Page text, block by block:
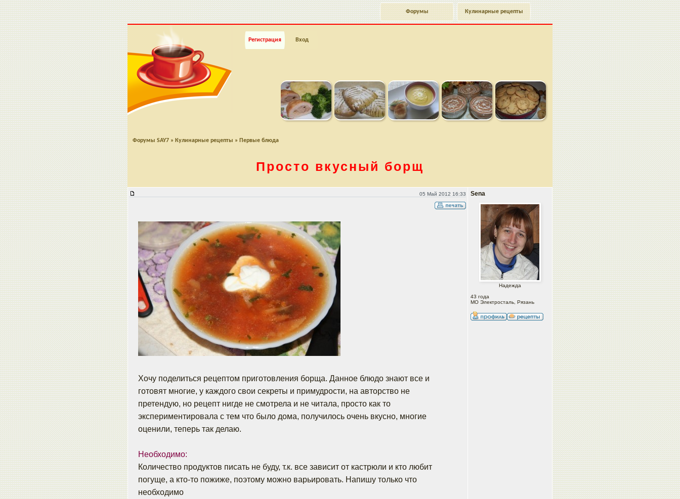
Кулинарные рецепты
Форумы
Регистрация Вход
Форумы SAY7 » Кулинарные рецепты » Первые блюда
Просто вкусный борщ
05 Май 2012 16:33 Sena
Надежда
43 года
МО Электросталь, Рязань
Хочу поделиться рецептом приготовления борща. Данное блюдо знают все и
готовят многие, у каждого свои секреты и примудрости, на авторство не
претендую, но рецепт нигде не смотрела и не читала, просто как то
экспериментировала с тем что было дома, получилось очень вкусно, многие
оценили, теперь так делаю.
Необходимо:
Количество продуктов писать не буду, т.к. все зависит от кастрюли и кто любит
погуще, а кто-то пожиже, поэтому можно варьировать. Напишу только что
необходимо